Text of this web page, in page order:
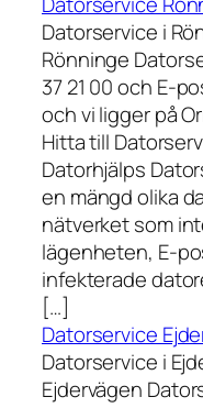
Datorservice i
Rönninge
37 21 00 och E-
och vi ligger på
Hitta till
Datorhjälps
en mängd olika
nätverket som
lägenheten, E-
infekterade
[…]
Datorservice
Datorservice i
Ejdervägen